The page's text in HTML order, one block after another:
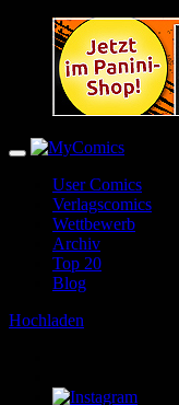
User Comics
Verlagscomics
Wettbewerb
Archiv
Top 20
Blog
Hochladen